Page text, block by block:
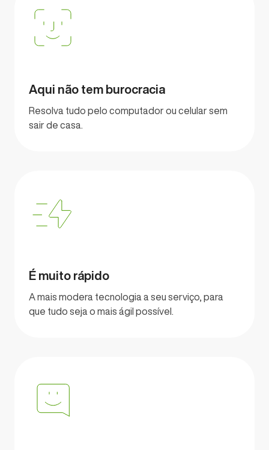
Aqui não tem burocracia
Resolva tudo pelo computador ou celular sem
sair de casa.
É muito rápido
A mais modera tecnologia a seu serviço, para
que tudo seja o mais ágil possível.